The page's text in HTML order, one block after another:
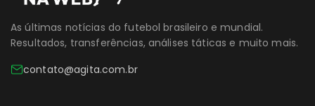
As últimas notícias do futebol brasileiro e mundial.
Resultados, transferências, análises táticas e muito mais.
contato@agita.com.br